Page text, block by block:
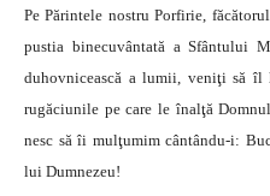
Pe Părintele nostru Porfirie,
pustia binecuvântată a Sfântului
duhovnicească a lumii, veniţi să îl
rugăciunile pe care le înalţă
nesc să îi mulţumim cântându-i:
lui Dumnezeu!